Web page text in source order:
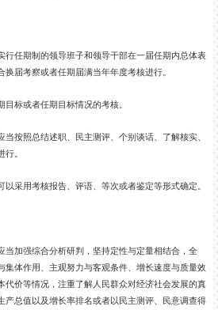
期制的领导班子和领导干部在一届任期内总体表
届考察或者任期届满当年年度考核进行。
标或者任期目标情况的考核。
照总结述职、民主测评、个别谈话、了解核实、
。
用考核报告、评语、等次或者鉴定等形式确定。
强综合分析研判，坚持定性与定量相结合，全
集体作用、主观努力与客观条件、增长速度与质量效
代价等情况，注重了解人民群众对经济社会发展的真
产总值以及增长率排名或者以民主测评、民意调查得